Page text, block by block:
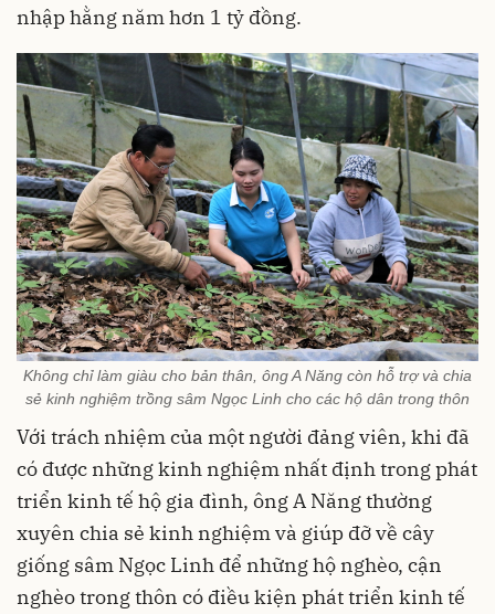
nhập hằng năm hơn 1 tỷ đồng.
Không chỉ làm giàu cho bản thân, ông A Năng còn hỗ trợ và chia
sẻ kinh nghiệm trồng sâm Ngọc Linh cho các hộ dân trong thôn
Với trách nhiệm của một người đảng viên, khi đã
có được những kinh nghiệm nhất định trong phát
triển kinh tế hộ gia đình, ông A Năng thường
xuyên chia sẻ kinh nghiệm và giúp đỡ về cây
giống sâm Ngọc Linh để những hộ nghèo, cận
nghèo trong thôn có điều kiện phát triển kinh tế